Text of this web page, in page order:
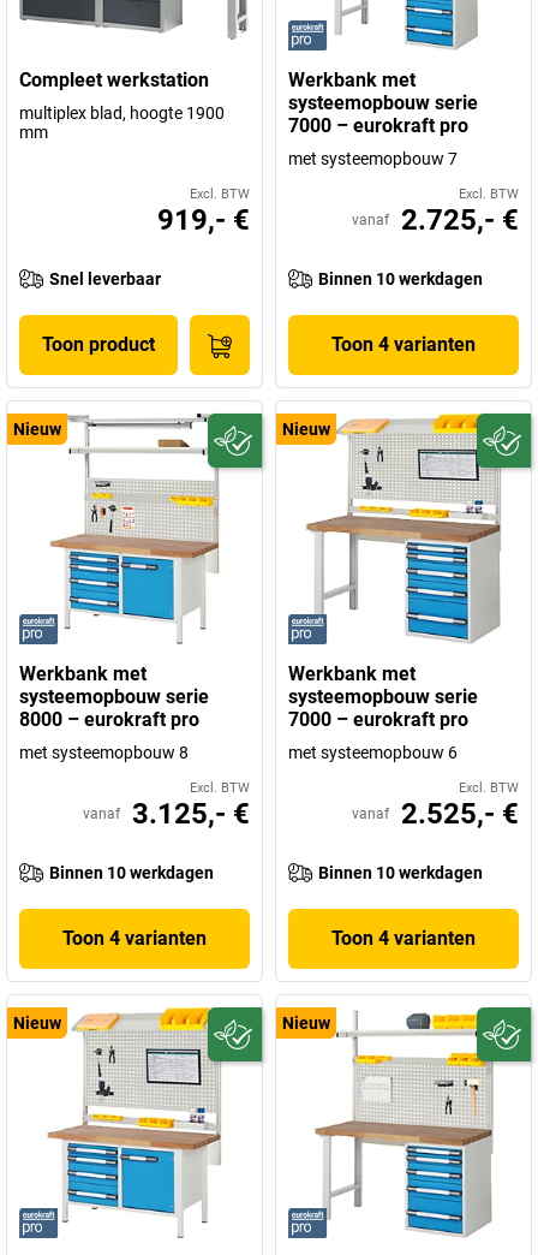
Compleet werkstation
multiplex blad, hoogte 1900
mm
Excl. BTW
919,- €
Snel leverbaar
Toon product
Werkbank met
systeemopbouw serie
7000 – eurokraft pro
met systeemopbouw 7
Excl. BTW
vanaf 2.725,- €
Binnen 10 werkdagen
Toon 4 varianten
Nieuw
Werkbank met
systeemopbouw serie
8000 – eurokraft pro
met systeemopbouw 8
Excl. BTW
vanaf 3.125,- €
Binnen 10 werkdagen
Toon 4 varianten
Nieuw
Werkbank met
systeemopbouw serie
7000 – eurokraft pro
met systeemopbouw 6
Excl. BTW
vanaf 2.525,- €
Binnen 10 werkdagen
Toon 4 varianten
Nieuw Nieuw